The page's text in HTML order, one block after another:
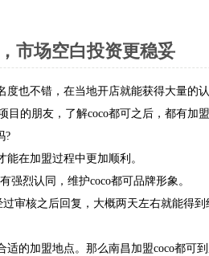
市场空白投资更稳妥
也不错，在当地开店就能获得大量的
的朋友，了解coco都可之后，都有加
?
在加盟过程中更加顺利。
强烈认同，维护coco都可品牌形象。
审核之后回复，大概两天左右就能得
的加盟地点。那么南昌加盟coco都可